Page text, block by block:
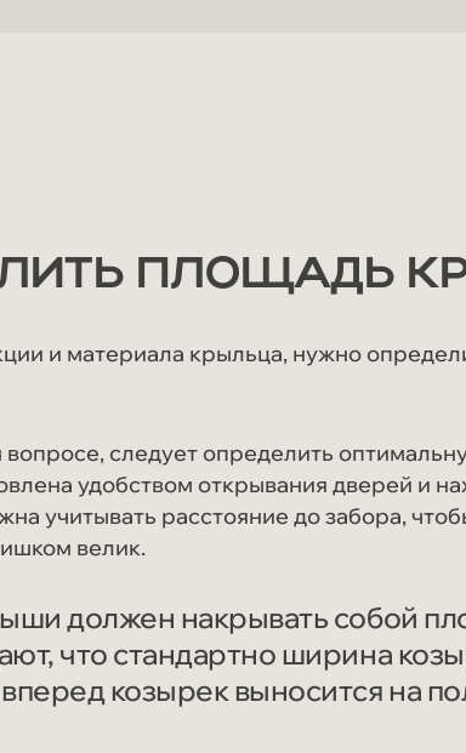
ПЛОЩАДЬ
и материала крыльца, нужно
вопросе, следует определить
удобством открывания дверей и
учитывать расстояние до забора,
велик.
должен накрывать собой
что стандартно ширина
козырек выносится на